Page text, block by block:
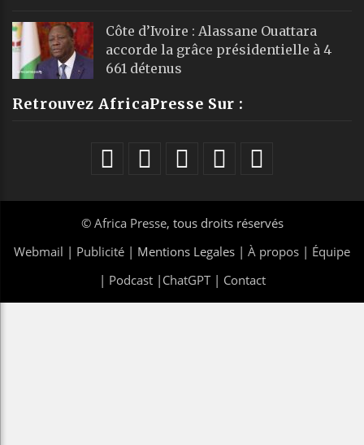
Côte d’Ivoire : Alassane Ouattara
accorde la grâce présidentielle à 4
661 détenus
Retrouvez AfricaPresse Sur :
© Africa Presse, tous droits réservés
Webmail | Publicité | Mentions Legales | À propos | Équipe
| Podcast| ChatGPT| Contact